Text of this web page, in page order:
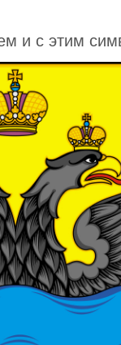
и с этим